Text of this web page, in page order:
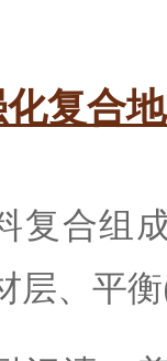
复合
复合组
层、平